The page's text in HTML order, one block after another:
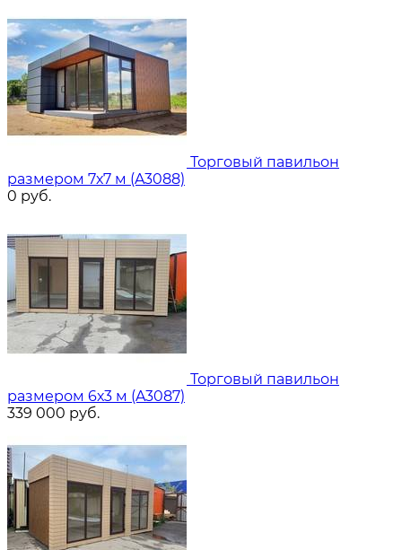
Торговый павильон
размером 7х7 м (A3088)
0 руб.
Торговый павильон
размером 6х3 м (A3087)
339 000 руб.